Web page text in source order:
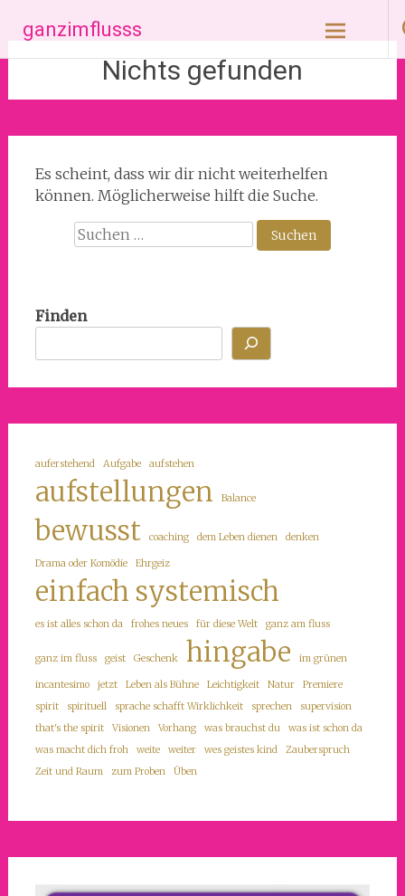
Inhalt
springen
ganzimflusss
Nichts gefunden
Es scheint, dass wir dir nicht weiterhelfen
können. Möglicherweise hilft die Suche.
Suche
nach:
Finden
auferstehend Aufgabe aufstehen
aufstellungen Balance
bewusst coaching dem Leben dienen denken
Drama oder Komödie Ehrgeiz
einfach systemisch
es ist alles schon da frohes neues für diese Welt ganz am fluss
ganz im fluss geist Geschenk hingabe im grünen
incantesimo jetzt Leben als Bühne Leichtigkeit Natur
Premiere
spirit
spirituell sprache schafft Wirklichkeit sprechen
supervision
that's the spirit
Visionen Vorhang was brauchst du
was ist schon da
was macht dich froh
weite weiter wes geistes kind
Zauberspruch
Zeit und Raum
zum Proben Üben